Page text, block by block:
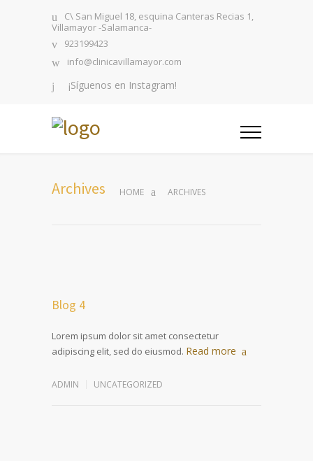
C\ San Miguel 18, esquina Canteras Recias 1,
Villamayor -Salamanca-
923199423
info@clinicavillamayor.com
¡Síguenos en Instagram!
Archives HOME ARCHIVES
Blog 4
Lorem ipsum dolor sit amet consectetur
adipiscing elit, sed do eiusmod. Read more
ADMIN UNCATEGORIZED